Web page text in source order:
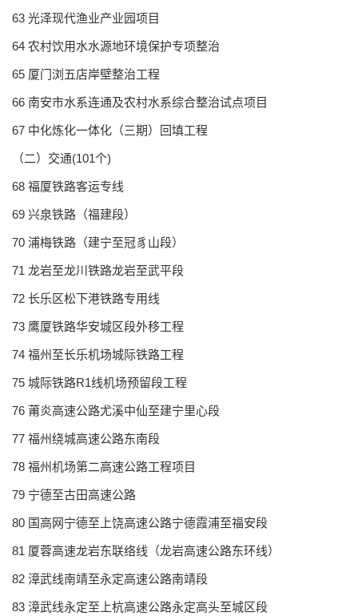
63 光泽现代渔业产业园项目
64 农村饮用水水源地环境保护专项整治
65 厦门浏五店岸壁整治工程
66 南安市水系连通及农村水系综合整治试点项目
67 中化炼化一体化（三期）回填工程
（二）交通(101个)
68 福厦铁路客运专线
69 兴泉铁路（福建段）
70 浦梅铁路（建宁至冠豸山段）
71 龙岩至龙川铁路龙岩至武平段
72 长乐区松下港铁路专用线
73 鹰厦铁路华安城区段外移工程
74 福州至长乐机场城际铁路工程
75 城际铁路R1线机场预留段工程
76 莆炎高速公路尤溪中仙至建宁里心段
77 福州绕城高速公路东南段
78 福州机场第二高速公路工程项目
79 宁德至古田高速公路
80 国高网宁德至上饶高速公路宁德霞浦至福安段
81 厦蓉高速龙岩东联络线（龙岩高速公路东环线）
82 漳武线南靖至永定高速公路南靖段
83 漳武线永定至上杭高速公路永定高头至城区段